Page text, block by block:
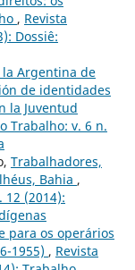
, Revista
Dossiê:
Argentina de
de identidades
la Juventud
Trabalho: v. 6 n.
Trabalhadores,
Bahia ,
12 (2014):
para os operários
1955) , Revista